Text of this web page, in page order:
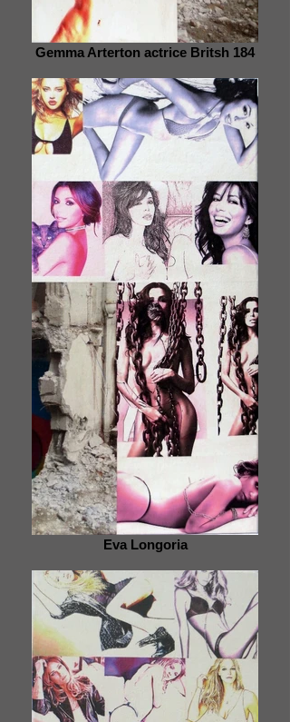
Gemma Arterton actrice Britsh 184
Eva Longoria